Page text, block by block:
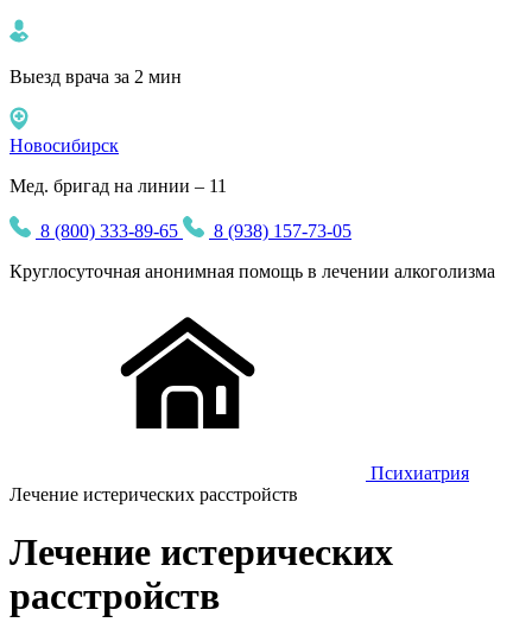
Выезд врача за 2 мин
Новосибирск
Мед. бригад на линии – 11
8 (800) 333-89-65
8 (938) 157-73-05
Круглосуточная анонимная помощь в лечении алкоголизма
Психиатрия
Лечение истерических расстройств
Лечение истерических
расстройств